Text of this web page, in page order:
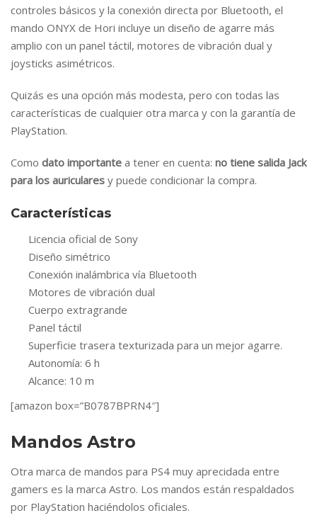
controles básicos y la conexión directa por Bluetooth, el
mando ONYX de Hori incluye un diseño de agarre más
amplio con un panel táctil, motores de vibración dual y
joysticks asimétricos.
Quizás es una opción más modesta, pero con todas las
características de cualquier otra marca y con la garantía de
PlayStation.
Como dato importante a tener en cuenta: no tiene salida Jack
para los auriculares y puede condicionar la compra.
Características
Licencia oficial de Sony
Diseño simétrico
Conexión inalámbrica vía Bluetooth
Motores de vibración dual
Cuerpo extragrande
Panel táctil
Superficie trasera texturizada para un mejor agarre.
Autonomía: 6 h
Alcance: 10 m
[amazon box=”B0787BPRN4″]
Mandos Astro
Otra marca de mandos para PS4 muy aprecidada entre
gamers es la marca Astro. Los mandos están respaldados
por PlayStation haciéndolos oficiales.